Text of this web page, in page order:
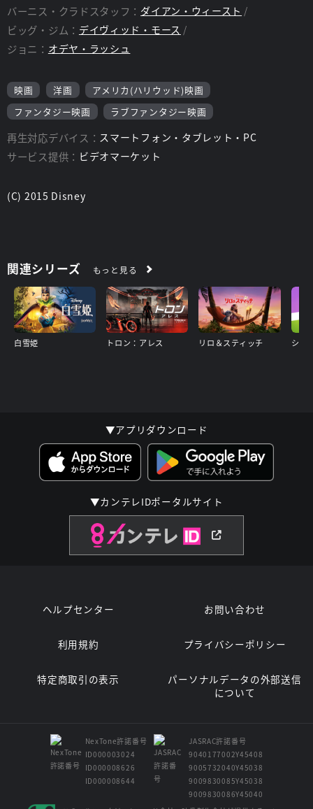
バーニス・クラドスタッフ： ダイアン・ウィースト
ビッグ・ジム： デイヴィッド・モース
ジョニ： オデヤ・ラッシュ
映画 洋画
アメリカ(ハリウッド)映画
ファンタジー映画
ラブファンタジー映画
再生対応デバイス： スマートフォン・タブレット・PC
サービス提供： ビデオマーケット
(C) 2015 Disney
関連シリーズ もっと見る
白雪姫 トロン：アレス リロ＆スティッチ
▼アプリダウンロード
▼カンテレIDポータルサイト
ヘルプセンター お問い合わせ
利用規約 プライバシーポリシー
特定商取引の表示
パーソナルデータの外部送信
について
NexTone許諾番号
ID000003024
ID000008626
ID000008644
JASRAC許諾番号
9040177002Y45408
9005732040Y45038
9009830085Y45038
9009830086Y45040